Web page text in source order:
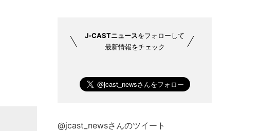
J-CASTニュースをフォローして
最新情報をチェック
@jcast_newsさんのツイート